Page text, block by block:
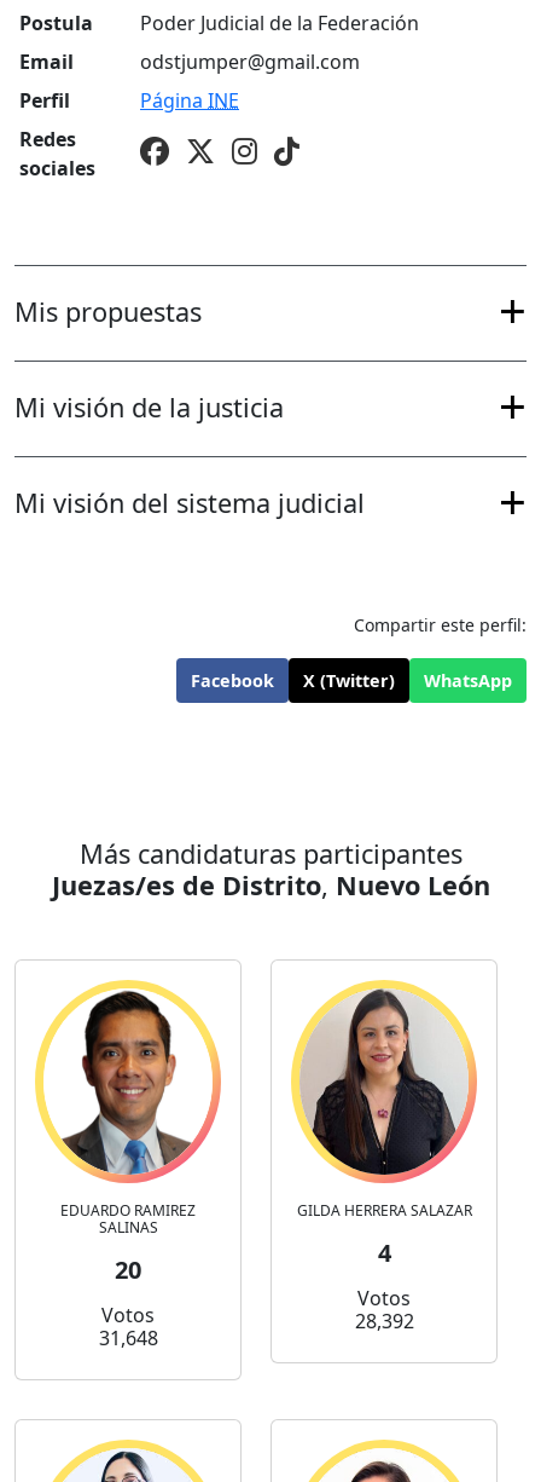
Postula
Poder Judicial de la Federación
Email
odstjumper@gmail.com
Perfil
Página INE
Redes
sociales
Mis propuestas
Mi visión de la justicia
Mi visión del sistema judicial
Compartir este perfil:
Facebook X (Twitter) WhatsApp
Más candidaturas participantes
Juezas/es de Distrito, Nuevo León
EDUARDO RAMIREZ
SALINAS
20
Votos
31,648
GILDA HERRERA SALAZAR
4
Votos
28,392